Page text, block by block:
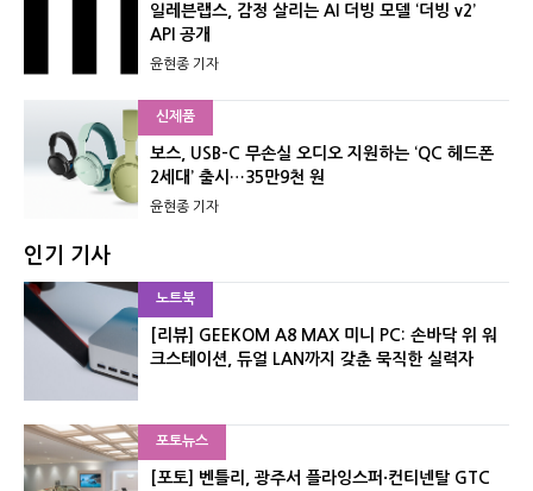
일레븐랩스, 감정 살리는 AI 더빙 모델 ‘더빙 v2’
API 공개
윤현종 기자
신제품
보스, USB-C 무손실 오디오 지원하는 ‘QC 헤드폰
2세대’ 출시…35만9천 원
윤현종 기자
인기 기사
노트북
[리뷰] GEEKOM A8 MAX 미니 PC: 손바닥 위 워
크스테이션, 듀얼 LAN까지 갖춘 묵직한 실력자
포토뉴스
[포토] 벤틀리, 광주서 플라잉스퍼·컨티넨탈 GTC